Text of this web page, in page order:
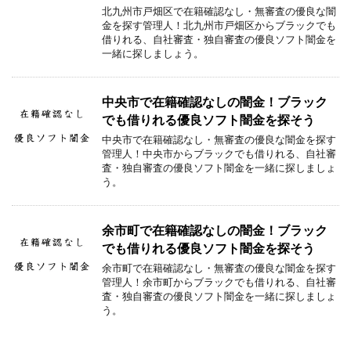
北九州市戸畑区で在籍確認なし・無審査の優良な闇
金を探す管理人！北九州市戸畑区からブラックでも
借りれる、自社審査・独自審査の優良ソフト闇金を
一緒に探しましょう。
中央市で在籍確認なしの闇金！ブラック
でも借りれる優良ソフト闇金を探そう
中央市で在籍確認なし・無審査の優良な闇金を探す
管理人！中央市からブラックでも借りれる、自社審
査・独自審査の優良ソフト闇金を一緒に探しましょ
う。
余市町で在籍確認なしの闇金！ブラック
でも借りれる優良ソフト闇金を探そう
余市町で在籍確認なし・無審査の優良な闇金を探す
管理人！余市町からブラックでも借りれる、自社審
査・独自審査の優良ソフト闇金を一緒に探しましょ
う。